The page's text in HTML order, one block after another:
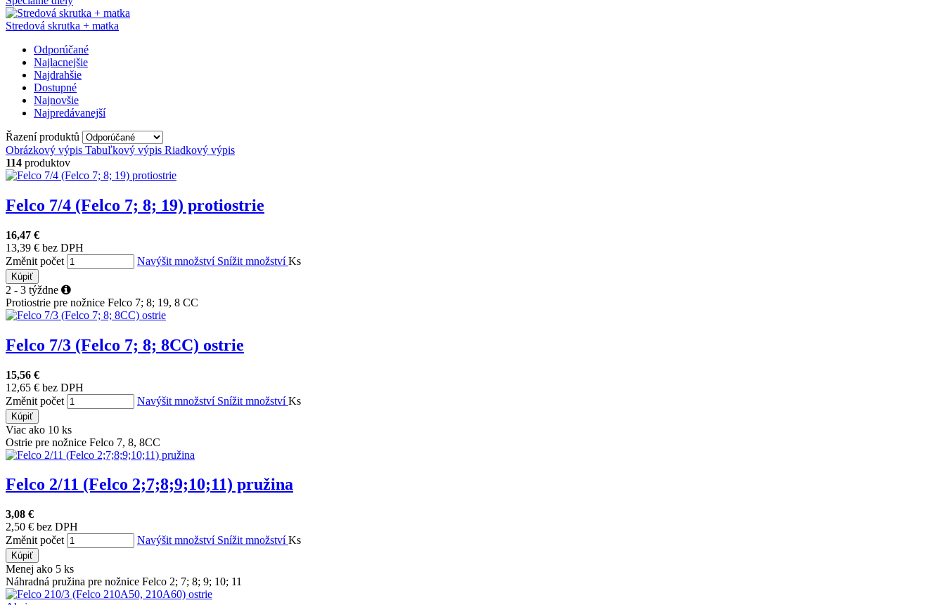
Stredová skrutka + matka
Odporúčané
Najlacnejšie
Najdrahšie
Dostupné
Najnovšie
Najpredávanejší
Řazení produktů
Obrázkový výpis Tabuľkový výpis Riadkový výpis
114 produktov
Felco 7/4 (Felco 7; 8; 19) protiostrie
16,47 €
13,39 € bez DPH
Změnit počet
Navýšit množství Snížit množstvíKs
Kúpiť
2 - 3 týždne
Protiostrie pre nožnice Felco 7; 8; 19, 8 CC
Felco 7/3 (Felco 7; 8; 8CC) ostrie
15,56 €
12,65 € bez DPH
Změnit počet
Navýšit množství Snížit množstvíKs
Kúpiť
Viac ako 10 ks
Ostrie pre nožnice Felco 7, 8, 8CC
Felco 2/11 (Felco 2;7;8;9;10;11) pružina
3,08 €
2,50 € bez DPH
Změnit počet
Navýšit množství Snížit množstvíKs
Kúpiť
Menej ako 5 ks
Náhradná pružina pre nožnice Felco 2; 7; 8; 9; 10; 11